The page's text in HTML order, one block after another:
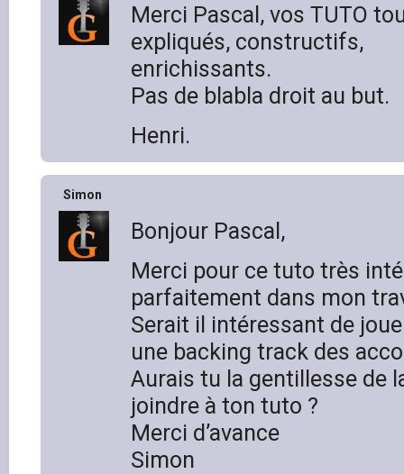
Merci Pascal, vos TUTO
expliqués, constructifs,
enrichissants.
Pas de blabla droit au but.
Henri.
Simon
Bonjour Pascal,
Merci pour ce tuto très
parfaitement dans mon
Serait il intéressant de
une backing track des
Aurais tu la gentillesse de
joindre à ton tuto ?
Merci d’avance
Simon